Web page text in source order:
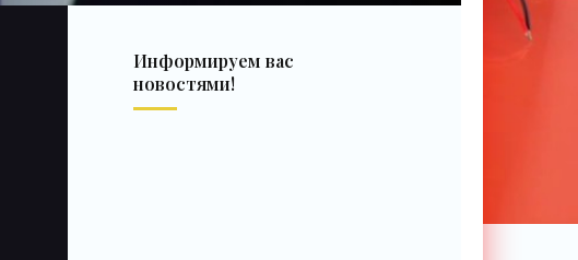
Информируем вас
новостями!